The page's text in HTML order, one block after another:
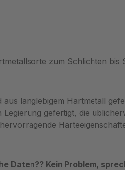
zum Schlichten
langlebigem Hartmetall
gefertigt, die
Daten?? Kein Problem,